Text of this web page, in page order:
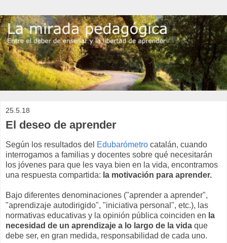
25.5.18
El deseo de aprender
Según los resultados del Edubarómetro catalán, cuando
interrogamos a familias y docentes sobre qué necesitarán
los jóvenes para que les vaya bien en la vida, encontramos
una respuesta compartida: la motivación para aprender.
Bajo diferentes denominaciones ("aprender a aprender",
"aprendizaje autodirigido", "iniciativa personal", etc.), las
normativas educativas y la opinión pública coinciden en la
necesidad de un aprendizaje a lo largo de la vida que
debe ser, en gran medida, responsabilidad de cada uno.